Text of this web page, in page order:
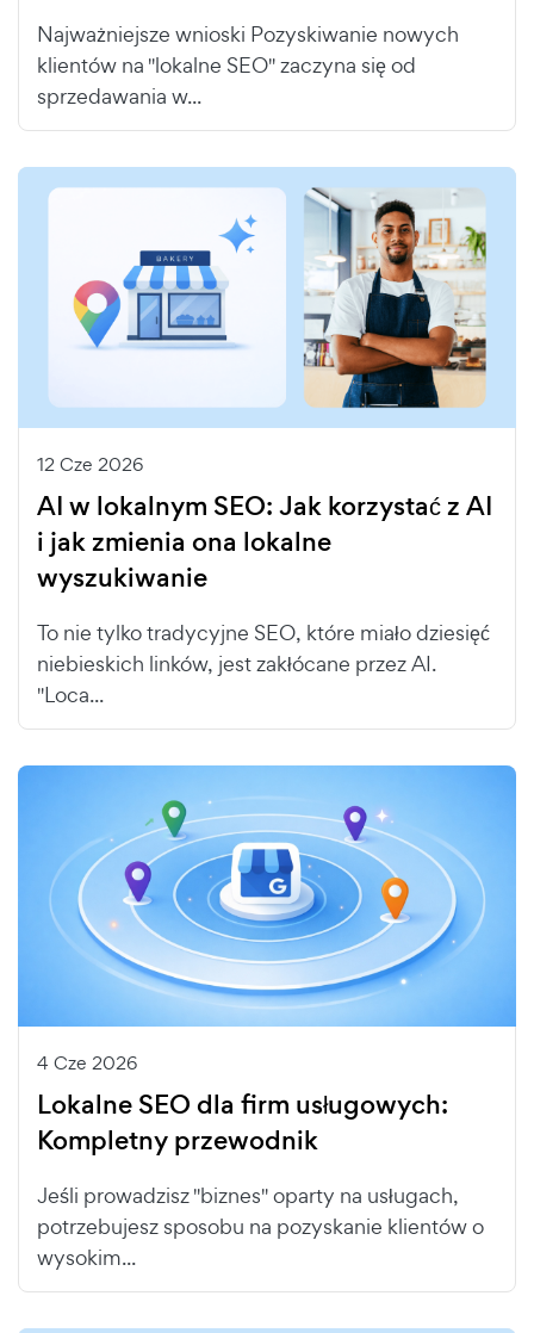
Najważniejsze wnioski Pozyskiwanie nowych
klientów na "lokalne SEO" zaczyna się od
sprzedawania w...
12 Cze 2026
AI w lokalnym SEO: Jak korzystać z AI
i jak zmienia ona lokalne
wyszukiwanie
To nie tylko tradycyjne SEO, które miało dziesięć
niebieskich linków, jest zakłócane przez AI.
"Loca...
4 Cze 2026
Lokalne SEO dla firm usługowych:
Kompletny przewodnik
Jeśli prowadzisz "biznes" oparty na usługach,
potrzebujesz sposobu na pozyskanie klientów o
wysokim...